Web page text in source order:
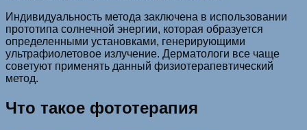
Индивидуальность метода заключена в использовании
прототипа солнечной энергии, которая образуется
определенными установками, генерирующими
ультрафиолетовое излучение. Дерматологи все чаще
советуют применять данный физиотерапевтический
метод.
Что такое фототерапия